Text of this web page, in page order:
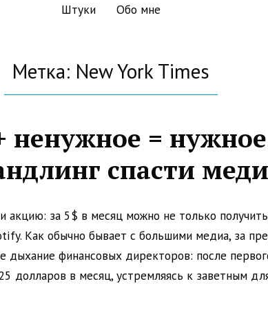
Штуки Обо мне
Метка: New York Times
ненужное =
спасти
акцию: за 5$ в месяц можно не только
Как обычно бывает с большими медиа, за
дыхание финансовых директоров: после
долларов в месяц, устремляясь к заветным